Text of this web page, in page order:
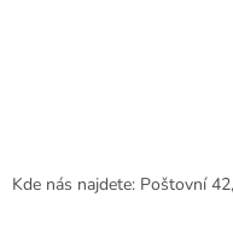
Kde nás najdete: Poštovní